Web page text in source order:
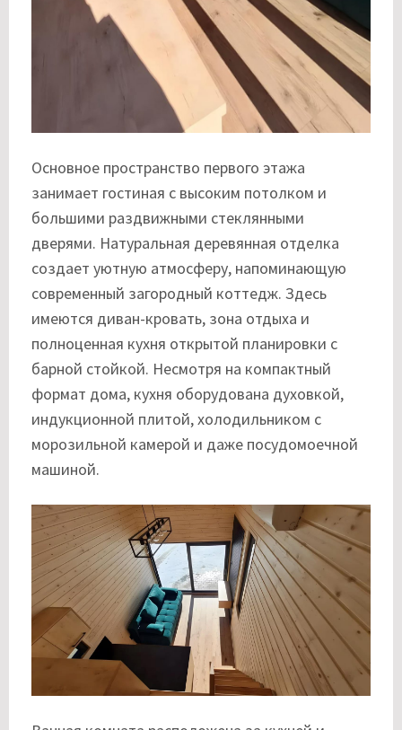
Основное пространство первого этажа
занимает гостиная с высоким потолком и
большими раздвижными стеклянными
дверями. Натуральная деревянная отделка
создает уютную атмосферу, напоминающую
современный загородный коттедж. Здесь
имеются диван-кровать, зона отдыха и
полноценная кухня открытой планировки с
барной стойкой. Несмотря на компактный
формат дома, кухня оборудована духовкой,
индукционной плитой, холодильником с
морозильной камерой и даже посудомоечной
машиной.